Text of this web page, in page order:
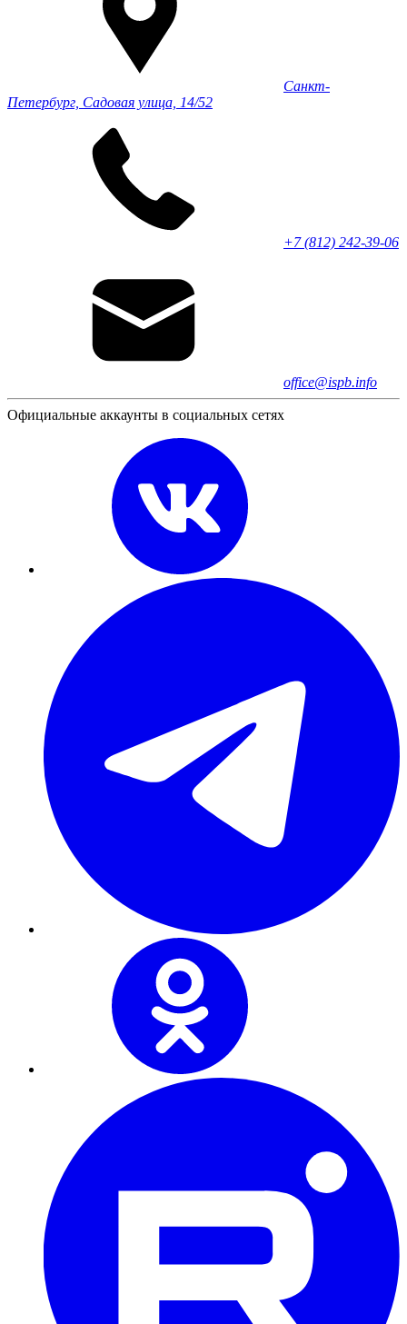
Санкт-
Петербург, Садовая улица, 14/52
+7 (812) 242-39-06
office@ispb.info
Официальные аккаунты в социальных сетях